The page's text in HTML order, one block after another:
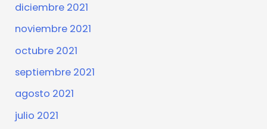
diciembre 2021
noviembre 2021
octubre 2021
septiembre 2021
agosto 2021
julio 2021